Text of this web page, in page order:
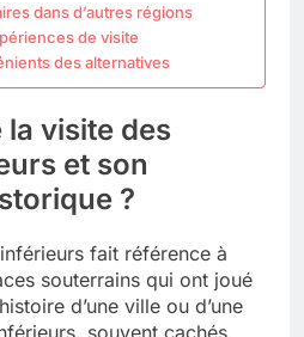
dans d’autres régions
de visite
des alternatives
la visite des
et son
?
fait référence à
souterrains qui ont joué
d’une ville ou d’une
souvent cachés,